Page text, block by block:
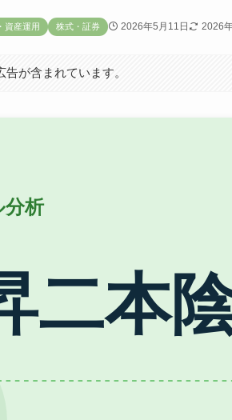
資産運用 株式・証券 2026年5月11日 2026
が含まれています。